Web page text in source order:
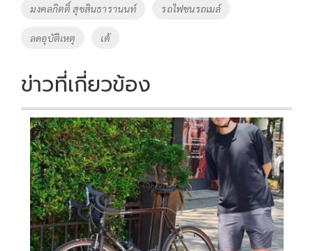
มงคลกิตติ์ สุขสินธารานนท์ รถไฟชนรถเมล์
ลดอุบัติเหตุ เต้
ข่าวที่เกี่ยวข้อง